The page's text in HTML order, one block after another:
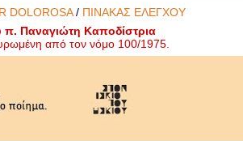
DOLOROSA/ ΠΙΝΑΚΑΣ ΕΛΕΓΧΟΥ
π. Παναγιώτη Καποδίστρια
από τον νόμο 100/1975.